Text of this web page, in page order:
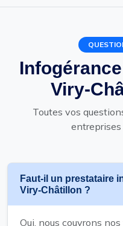
Viry-
Toutes vos
Faut-il un prestataire
Viry-Châtillon ?
Oui. nous couvrons